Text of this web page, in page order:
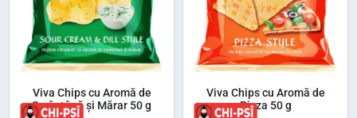
Viva Chips cu Aromă de
Smântână și Mărar 50 g
Viva Chips cu Aromă de
Pizza 50 g